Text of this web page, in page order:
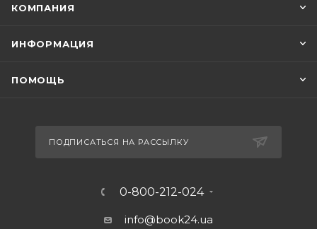
КОМПАНИЯ
ИНФОРМАЦИЯ
ПОМОЩЬ
ПОДПИСАТЬСЯ НА РАССЫЛКУ
0-800-212-024
info@book24.ua